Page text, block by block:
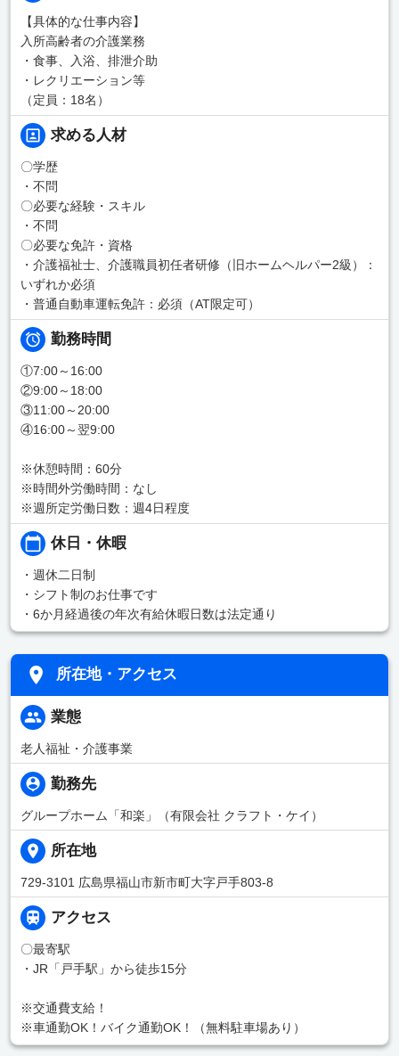
【具体的な仕事内容】
入所高齢者の介護業務
・食事、入浴、排泄介助
・レクリエーション等
（定員：18名）
求める人材
〇学歴
・不問
〇必要な経験・スキル
・不問
〇必要な免許・資格
・介護福祉士、介護職員初任者研修（旧ホームヘルパー2級）：
いずれか必須
・普通自動車運転免許：必須（AT限定可）
勤務時間
①7:00～16:00
②9:00～18:00
③11:00～20:00
④16:00～翌9:00
※休憩時間：60分
※時間外労働時間：なし
※週所定労働日数：週4日程度
休日・休暇
・週休二日制
・シフト制のお仕事です
・6か月経過後の年次有給休暇日数は法定通り
所在地・アクセス
業態
老人福祉・介護事業
勤務先
グループホーム「和楽」（有限会社 クラフト・ケイ）
所在地
729-3101 広島県福山市新市町大字戸手803-8
アクセス
〇最寄駅
・JR「戸手駅」から徒歩15分
※交通費支給！
※車通勤OK！バイク通勤OK！（無料駐車場あり）